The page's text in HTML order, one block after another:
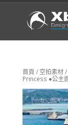
首頁 / 空拍素材/
Princess ●公主